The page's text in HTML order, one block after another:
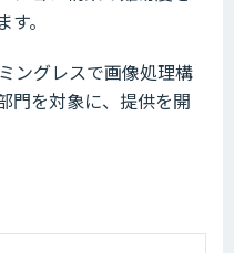
。
ングレスで画像処理構
門を対象に、提供を開